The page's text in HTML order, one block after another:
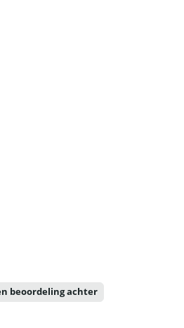
beoordeling achter